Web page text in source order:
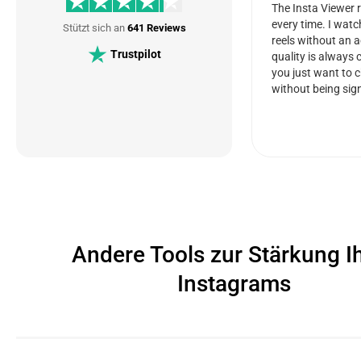
Stützt sich an 641 Reviews
Trustpilot
The Insta Viewer
every time. I
reels without an
quality is always
you just want to
without being
Andere Tools zur Stärkung
Instagrams